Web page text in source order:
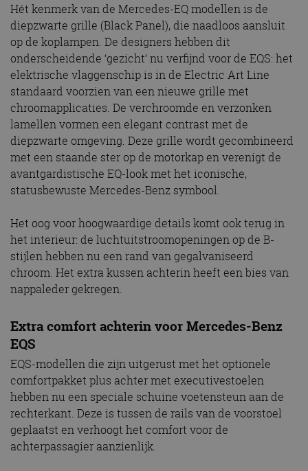
Hét kenmerk van de Mercedes-EQ modellen is de
diepzwarte grille (Black Panel), die naadloos aansluit
op de koplampen. De designers hebben dit
onderscheidende ‘gezicht’ nu verfijnd voor de EQS: het
elektrische vlaggenschip is in de Electric Art Line
standaard voorzien van een nieuwe grille met
chroomapplicaties. De verchroomde en verzonken
lamellen vormen een elegant contrast met de
diepzwarte omgeving. Deze grille wordt gecombineerd
met een staande ster op de motorkap en verenigt de
avantgardistische EQ-look met het iconische,
statusbewuste Mercedes-Benz symbool.
Het oog voor hoogwaardige details komt ook terug in
het interieur: de luchtuitstroomopeningen op de B-
stijlen hebben nu een rand van gegalvaniseerd
chroom. Het extra kussen achterin heeft een bies van
nappaleder gekregen.
Extra comfort achterin voor Mercedes-Benz
EQS
EQS-modellen die zijn uitgerust met het optionele
comfortpakket plus achter met executivestoelen
hebben nu een speciale schuine voetensteun aan de
rechterkant. Deze is tussen de rails van de voorstoel
geplaatst en verhoogt het comfort voor de
achterpassagier aanzienlijk.